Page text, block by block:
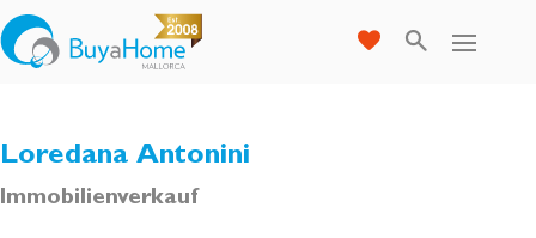
Loredana Antonini
Immobilienverkauf